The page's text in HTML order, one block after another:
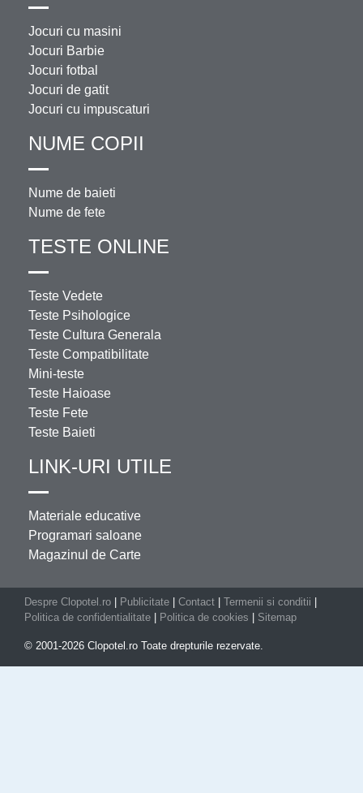
Jocuri cu masini
Jocuri Barbie
Jocuri fotbal
Jocuri de gatit
Jocuri cu impuscaturi
NUME COPII
Nume de baieti
Nume de fete
TESTE ONLINE
Teste Vedete
Teste Psihologice
Teste Cultura Generala
Teste Compatibilitate
Mini-teste
Teste Haioase
Teste Fete
Teste Baieti
LINK-URI UTILE
Materiale educative
Programari saloane
Magazinul de Carte
Despre Clopotel.ro Publicitate Contact Termenii si conditii
Politica de confidentialitate
Politica de cookies Sitemap
© 2001-2026 Clopotel.ro Toate drepturile rezervate.